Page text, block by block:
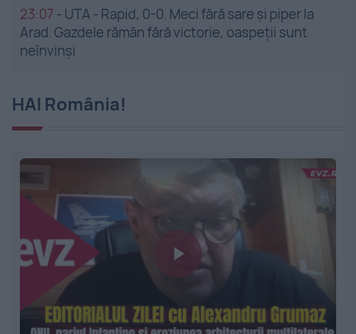
23:07 - UTA - Rapid, 0-0. Meci fără sare și piper la
Arad. Gazdele rămân fără victorie, oaspeții sunt
neînvinși
HAI România!